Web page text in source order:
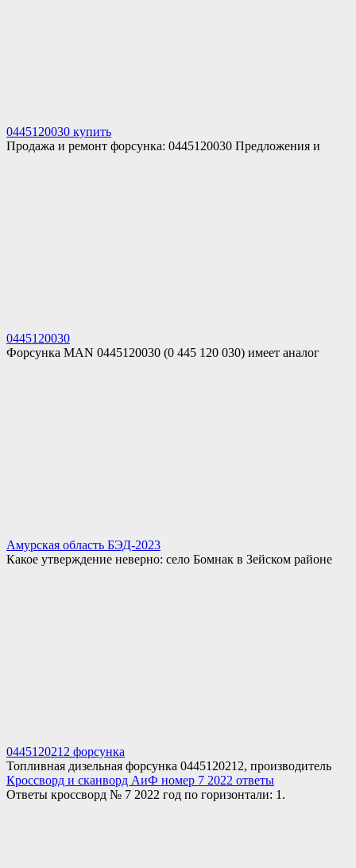
0445120030 купить
Продажа и ремонт форсунка: 0445120030 Предложения и
0445120030
Форсунка MAN 0445120030 (0 445 120 030) имеет аналог
Амурская область БЭД-2023
Какое утверждение неверно: село Бомнак в Зейском районе
0445120212 форсунка
Топливная дизельная форсунка 0445120212, производитель
Кроссворд и сканворд АиФ номер 7 2022 ответы
Ответы кроссворд № 7 2022 год по горизонтали: 1.